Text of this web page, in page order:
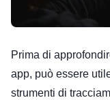
Prima di
app, può essere
strumenti di